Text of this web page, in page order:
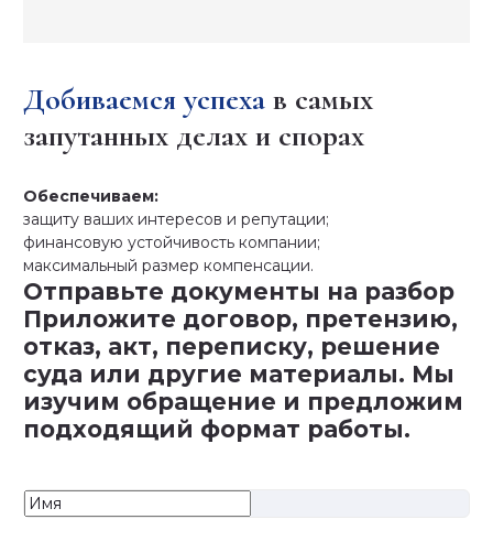
Добиваемся успеха в самых
запутанных делах и спорах
Обеспечиваем:
защиту ваших интересов и репутации;
финансовую устойчивость компании;
максимальный размер компенсации.
Отправьте документы на разбор
Приложите договор, претензию,
отказ, акт, переписку, решение
суда или другие материалы. Мы
изучим обращение и предложим
подходящий формат работы.